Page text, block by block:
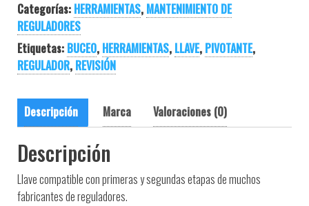
Categorías: HERRAMIENTAS, MANTENIMIENTO DE
REGULADORES
Etiquetas: BUCEO, HERRAMIENTAS, LLAVE, PIVOTANTE,
REGULADOR, REVISIÓN
Descripción Marca Valoraciones (0)
Descripción
Llave compatible con primeras y segundas etapas de muchos
fabricantes de reguladores.